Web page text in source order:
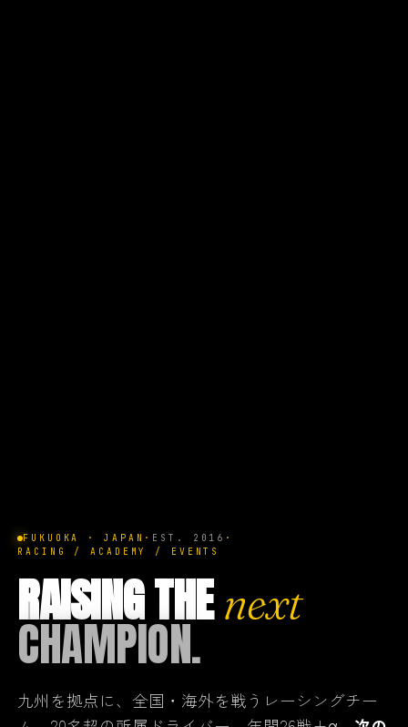
FUKUOKA · JAPAN · EST. 2016 ·
RACING / ACADEMY / EVENTS
RAISING THEnext
CHAMPION.
九州を拠点に、全国・海外を戦うレーシングチー